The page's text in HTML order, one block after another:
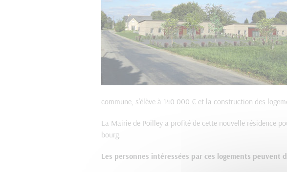
commune, s'élève à 140 000 € et la construction des
La Mairie de Poilley a profité de cette nouvelle résidence
bourg.
Les personnes intéressées par ces logements